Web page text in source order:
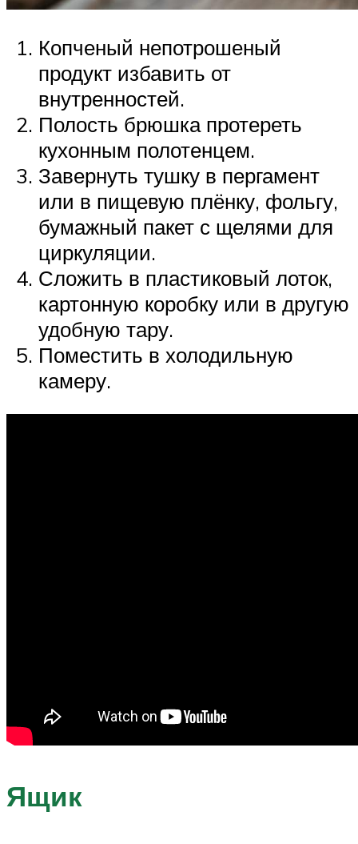
Копченый непотрошеный
продукт избавить от
внутренностей.
Полость брюшка протереть
кухонным полотенцем.
Завернуть тушку в пергамент
или в пищевую плёнку, фольгу,
бумажный пакет с щелями для
циркуляции.
Сложить в пластиковый лоток,
картонную коробку или в другую
удобную тару.
Поместить в холодильную
камеру.
Ящик